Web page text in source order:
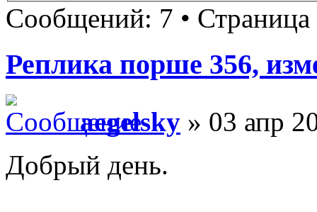
Сообщений: 7 • Страница
Реплика порше 356,
aegelsky » 03 апр
Добрый день.